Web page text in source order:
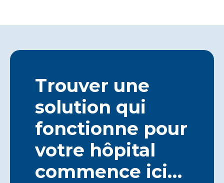
Trouver une
solution qui
fonctionne pour
votre hôpital
commence ici…